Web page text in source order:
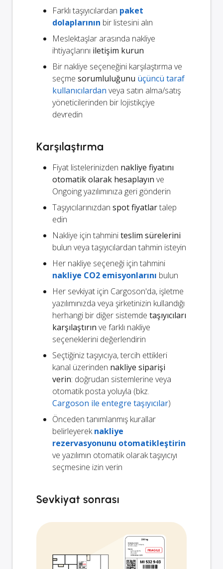
Farklı taşıyıcılardan paket
dolaplarının bir listesini alın
Meslektaşlar arasında nakliye
ihtiyaçlarını iletişim kurun
Bir nakliye seçeneğini karşılaştırma ve
seçme sorumluluğunu üçüncü taraf
kullanıcılardan veya satın alma/satış
yöneticilerinden bir lojistikçiye
devredin
Karşılaştırma
Fiyat listelerinizden nakliye fiyatını
otomatik olarak hesaplayın ve
Ongoing yazılımınıza geri gönderin
Taşıyıcılarınızdan spot fiyatlartalep
edin
Nakliye için tahminiteslim sürelerini
bulun veya taşıyıcılardan tahmin isteyin
Her nakliye seçeneği için tahmini
nakliye CO2 emisyonlarını bulun
Her sevkiyat için Cargoson'da, işletme
yazılımınızda veya şirketinizin kullandığı
herhangi bir diğer sistemde taşıyıcıları
karşılaştırın ve farklı nakliye
seçeneklerini değerlendirin
Seçtiğiniz taşıyıcıya, tercih ettikleri
kanal üzerinden nakliye siparişi
verin: doğrudan sistemlerine veya
otomatik posta yoluyla (bkz.
Cargoson ile entegre taşıyıcılar)
Önceden tanımlanmış kurallar
belirleyereknakliye
rezervasyonunu otomatikleştirin
ve yazılımın otomatik olarak taşıyıcıyı
seçmesine izin verin
Sevkiyat sonrası